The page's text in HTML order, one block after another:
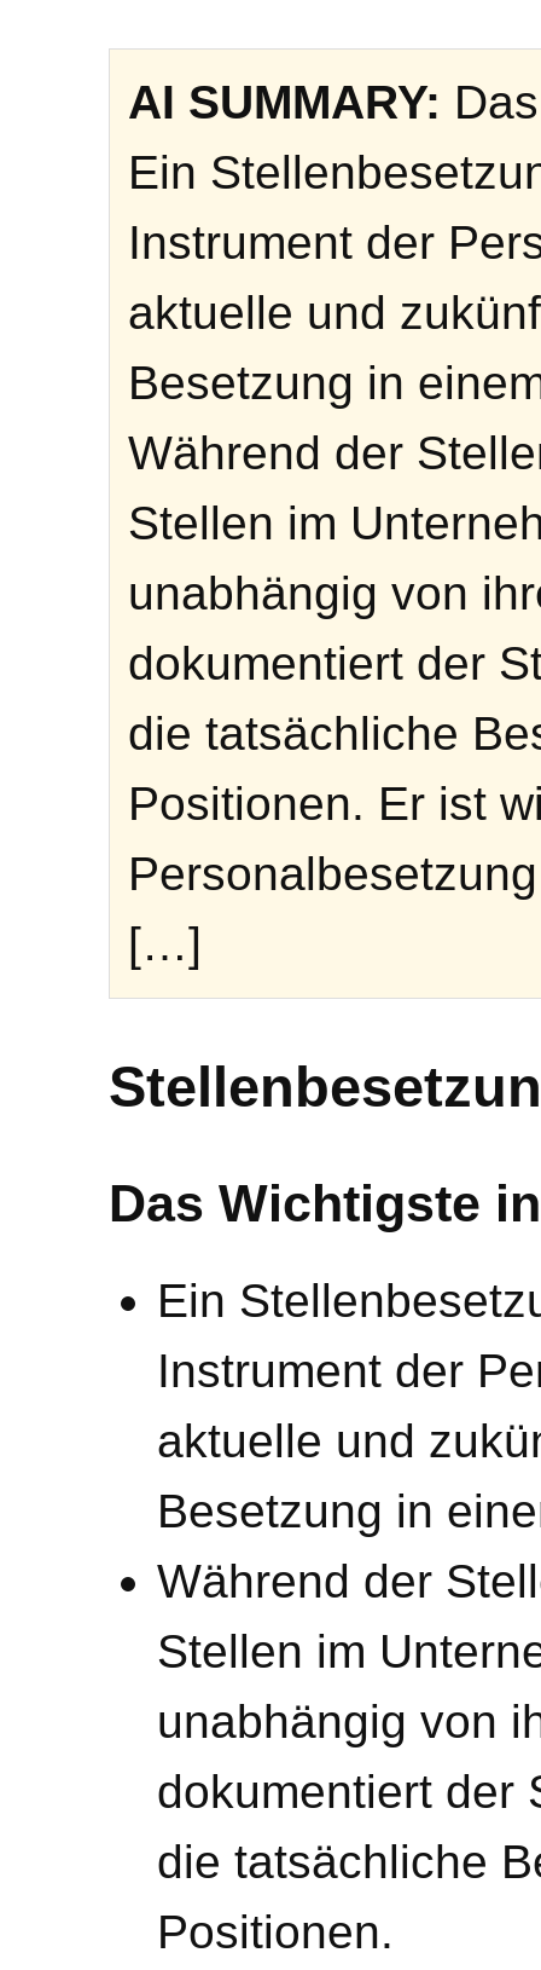
AI SUMMARY:
Ein
Instrument der
aktuelle und
Besetzung in
Während der
Stellen im
unabhängig von
dokumentiert der
die tatsächliche
Positionen. Er ist
[…]
Das Wichtigste
Ein
Instrument der
aktuelle und
Besetzung in
Während der
Stellen im
unabhängig von
dokumentiert der
die tatsächliche
Positionen.